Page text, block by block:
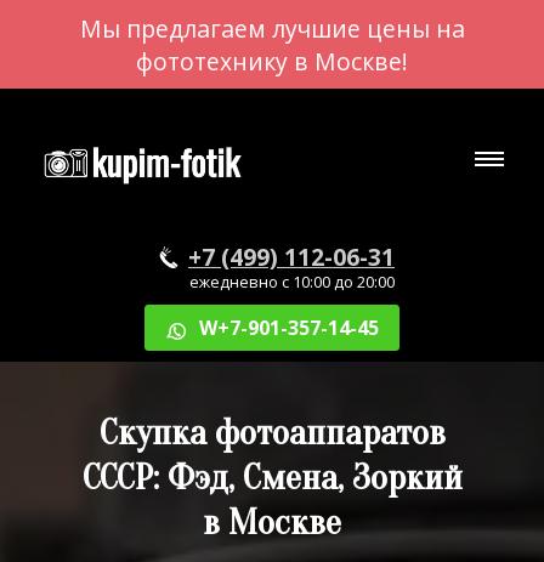
Мы предлагаем лучшие цены на
фототехнику в Москве!
+7 (499) 112-06-31
ежедневно с 10:00 до 20:00
W+7-901-357-14-45
Скупка фотоаппаратов
СССР: Фэд, Смена, Зоркий
в Москве